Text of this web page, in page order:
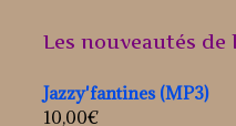
Les nouveautés
Jazzy'fantines (MP3)
10,00€